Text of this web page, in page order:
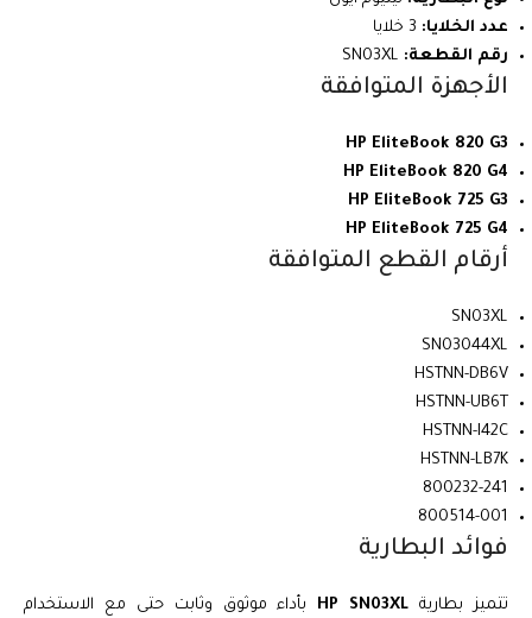
عدد الخلايا:
رقم القطعة:
الأجهزة المتوافقة
HP EliteBook 820 G3
HP EliteBook 820 G4
HP EliteBook 725 G3
HP EliteBook 725 G4
أرقام القطع المتوافقة
SN03XL
SN03044XL
HSTNN-DB6V
HSTNN-UB6T
HSTNN-I42C
HSTNN-LB7K
800232-241
800514-001
فوائد البطارية
تتميز بطارية HP SN03XL بأداء موثوق وثابت حتى مع الاستخدام